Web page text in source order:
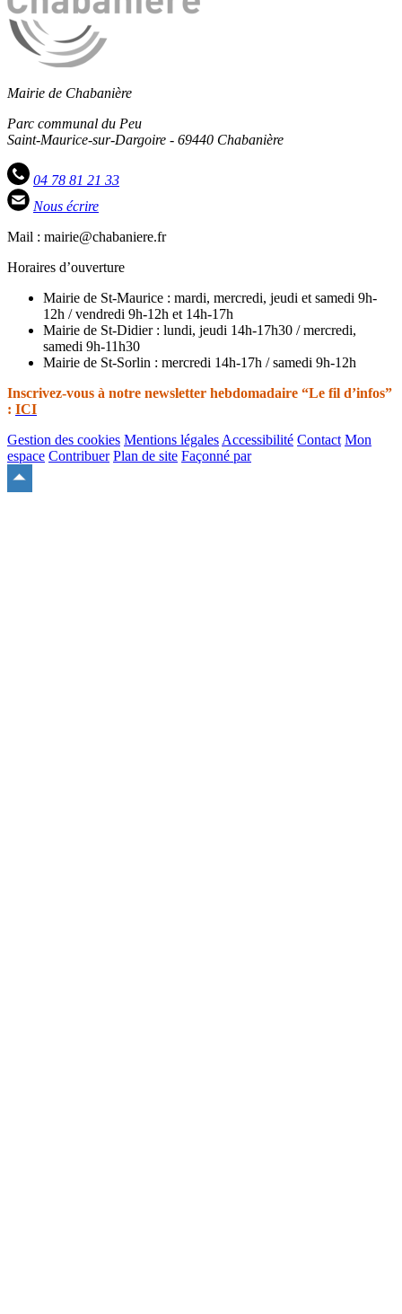
Mairie de Chabanière
Parc communal du Peu
Saint-Maurice-sur-Dargoire - 69440 Chabanière
04 78 81 21 33
Nous écrire
Mail : mairie@chabaniere.fr
Horaires d’ouverture
Mairie de St-Maurice : mardi, mercredi, jeudi et samedi 9h-
12h / vendredi 9h-12h et 14h-17h
Mairie de St-Didier : lundi, jeudi 14h-17h30 / mercredi,
samedi 9h-11h30
Mairie de St-Sorlin : mercredi 14h-17h / samedi 9h-12h
Inscrivez-vous à notre newsletter hebdomadaire “Le fil d’infos”
: ICI
Gestion des cookies Mentions légales Accessibilité Contact Mon
espace Contribuer Plan de site Façonné par